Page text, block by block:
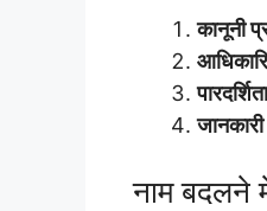
कानूनी
नाम बदलने